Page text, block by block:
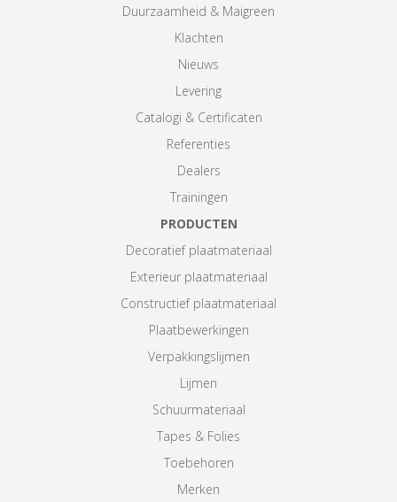
Duurzaamheid & Maigreen
Klachten
Nieuws
Levering
Catalogi & Certificaten
Referenties
Dealers
Trainingen
PRODUCTEN
Decoratief plaatmateriaal
Exterieur plaatmateriaal
Constructief plaatmateriaal
Plaatbewerkingen
Verpakkingslijmen
Lijmen
Schuurmateriaal
Tapes & Folies
Toebehoren
Merken